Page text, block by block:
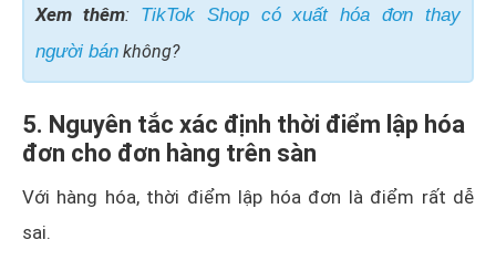
Xem thêm: TikTok Shop có xuất hóa đơn thay
người bán không?
5. Nguyên tắc xác định thời điểm lập hóa
đơn cho đơn hàng trên sàn
Với hàng hóa, thời điểm lập hóa đơn là điểm rất dễ
sai.